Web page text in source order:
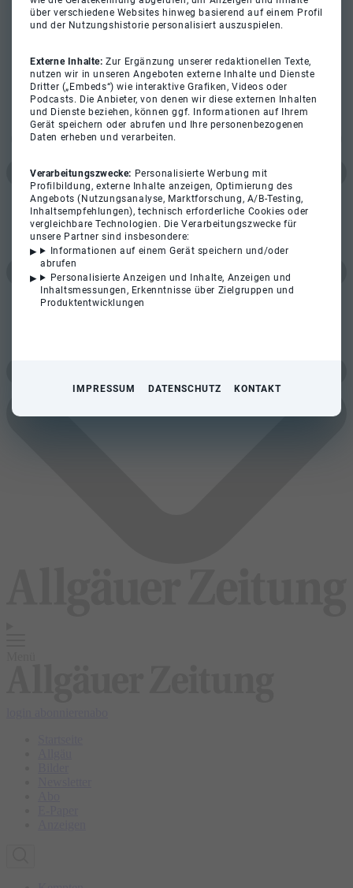
über verschiedene Websites hinweg basierend auf einem Profil
und der Nutzungshistorie personalisiert auszuspielen.
Externe Inhalte:Zur Ergänzung unserer redaktionellen Texte,
nutzen wir in unseren Angeboten externe Inhalte und Dienste
Dritter („Embeds“) wie interaktive Grafiken, Videos oder
Podcasts. Die Anbieter, von denen wir diese externen Inhalten
und Dienste beziehen, können ggf. Informationen auf Ihrem
Gerät speichern oder abrufen und Ihre personenbezogenen
Daten erheben und verarbeiten.
Verarbeitungszwecke: Personalisierte Werbung mit
Profilbildung, externe Inhalte anzeigen, Optimierung des
Angebots (Nutzungsanalyse, Marktforschung, A/B-Testing,
Inhaltsempfehlungen), technisch erforderliche Cookies oder
vergleichbare Technologien. Die Verarbeitungszwecke für
unsere Partner sind insbesondere:
Informationen auf einem Gerät speichern und/oder
abrufen
Personalisierte Anzeigen und Inhalte, Anzeigen und
Inhaltsmessungen, Erkenntnisse über Zielgruppen und
Produktentwicklungen
IMPRESSUM DATENSCHUTZ KONTAKT